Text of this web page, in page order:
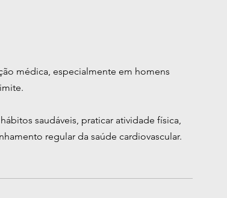
médica, especialmente em homens
saudáveis, praticar atividade física,
regular da saúde cardiovascular.